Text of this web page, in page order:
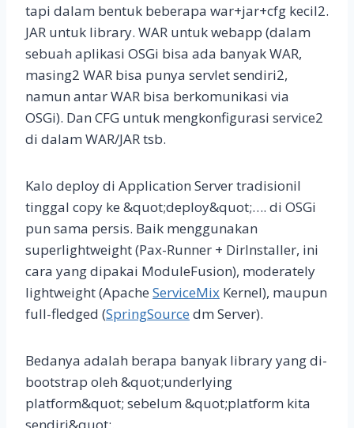
tapi dalam bentuk beberapa war+jar+cfg kecil2.
JAR untuk library. WAR untuk webapp (dalam
sebuah aplikasi OSGi bisa ada banyak WAR,
masing2 WAR bisa punya servlet sendiri2,
namun antar WAR bisa berkomunikasi via
OSGi). Dan CFG untuk mengkonfigurasi service2
di dalam WAR/JAR tsb.
Kalo deploy di Application Server tradisionil
tinggal copy ke &quot;deploy&quot;…. di OSGi
pun sama persis. Baik menggunakan
superlightweight (Pax-Runner + DirInstaller, ini
cara yang dipakai ModuleFusion), moderately
lightweight (Apache ServiceMix Kernel), maupun
full-fledged (SpringSource dm Server).
Bedanya adalah berapa banyak library yang di-
bootstrap oleh &quot;underlying
platform&quot; sebelum &quot;platform kita